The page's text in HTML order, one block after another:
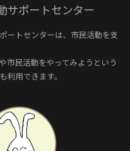
サポートセンター
ートセンターは、市民活動を支
市民活動をやってみようという
利用できます。